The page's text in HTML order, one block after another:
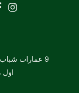
9 عمارات
اول